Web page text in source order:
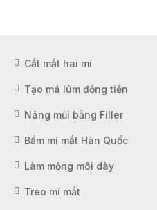
Cắt mắt hai mí
Tạo má lúm đồng tiền
Nâng mũi bằng Filler
Bấm mí mắt Hàn Quốc
Làm mỏng môi dày
Treo mí mắt